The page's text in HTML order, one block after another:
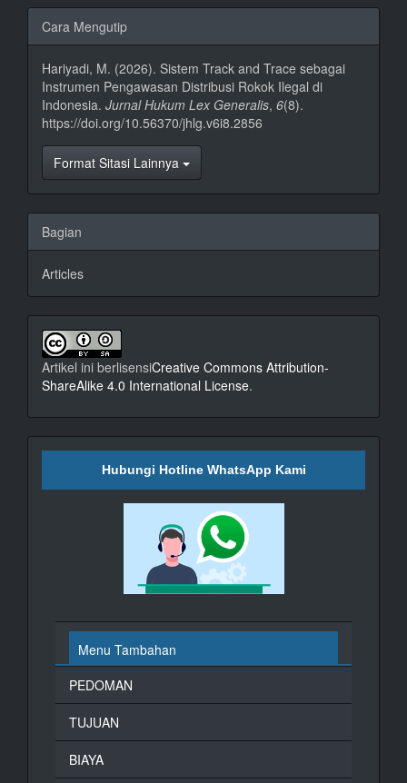
Rincian
Artikel
Cara Mengutip
Hariyadi, M. (2026). Sistem Track and Trace sebagai
Instrumen Pengawasan Distribusi Rokok Ilegal di
Indonesia. Jurnal Hukum Lex Generalis, 6(8).
https://doi.org/10.56370/jhlg.v6i8.2856
Format Sitasi Lainnya
Bagian
Articles
Artikel ini berlisensiCreative Commons Attribution-
ShareAlike 4.0 International License.
Hubungi Hotline WhatsApp Kami
Menu Tambahan
PEDOMAN
TUJUAN
BIAYA